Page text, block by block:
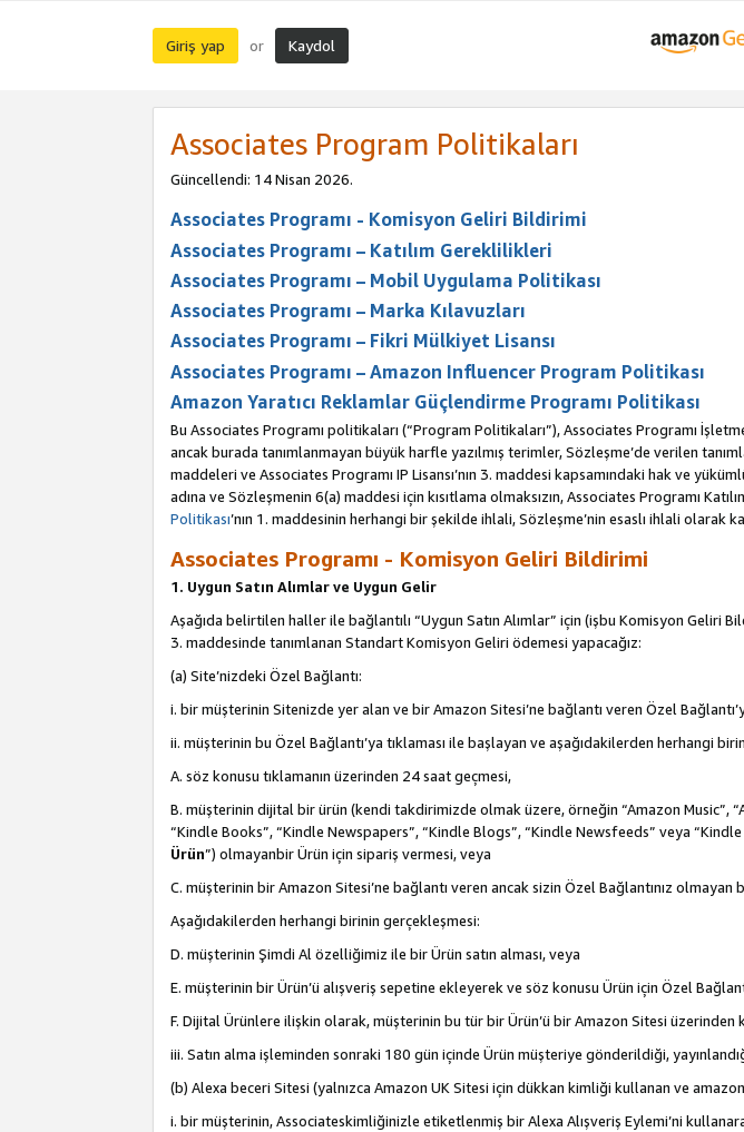
Giriş yap or Kaydol
Associates Program Politikaları
Güncellendi: 14 Nisan 2026.
Associates Programı - Komisyon Geliri Bildirimi
Associates Programı – Katılım Gereklilikleri
Associates Programı – Mobil Uygulama Politikası
Associates Programı – Marka Kılavuzları
Associates Programı – Fikri Mülkiyet Lisansı
Associates Programı – Amazon Influencer Program Politikası
Amazon Yaratıcı Reklamlar Güçlendirme Programı Politikası
Bu Associates Programı politikaları (“Program Politikaları”), Associates Programı
ancak burada tanımlanmayan büyük harfle yazılmış terimler, Sözleşme’de verilen
maddeleri ve Associates Programı IP Lisansı’nın 3. maddesi kapsamındaki hak ve
adına ve Sözleşmenin 6(a) maddesi için kısıtlama olmaksızın, Associates Programı
Politikası’nın 1. maddesinin herhangi bir şekilde ihlali, Sözleşme’nin esaslı ihlali olarak
Associates Programı - Komisyon Geliri Bildirimi
1. Uygun Satın Alımlar ve Uygun Gelir
Aşağıda belirtilen haller ile bağlantılı “Uygun Satın Alımlar” için (işbu Komisyon
3. maddesinde tanımlanan Standart Komisyon Geliri ödemesi yapacağız:
(a) Site’nizdeki Özel Bağlantı:
i. bir müşterinin Sitenizde yer alan ve bir Amazon Sitesi’ne bağlantı veren Özel
ii. müşterinin bu Özel Bağlantı’ya tıklaması ile başlayan ve aşağıdakilerden herhangi
A. söz konusu tıklamanın üzerinden 24 saat geçmesi,
B. müşterinin dijital bir ürün (kendi takdirimizde olmak üzere, örneğin “Amazon Music”,
“Kindle Books”, “Kindle Newspapers”, “Kindle Blogs”, “Kindle Newsfeeds” veya
Ürün”) olmayanbir Ürün için sipariş vermesi, veya
C. müşterinin bir Amazon Sitesi’ne bağlantı veren ancak sizin Özel Bağlantınız olmayan
Aşağıdakilerden herhangi birinin gerçekleşmesi:
D. müşterinin Şimdi Al özelliğimiz ile bir Ürün satın alması, veya
E. müşterinin bir Ürün’ü alışveriş sepetine ekleyerek ve söz konusu Ürün için Özel
F. Dijital Ürünlere ilişkin olarak, müşterinin bu tür bir Ürün’ü bir Amazon Sitesi üzerinden
iii. Satın alma işleminden sonraki 180 gün içinde Ürün müşteriye gönderildiği,
(b) Alexa beceri Sitesi (yalnızca Amazon UK Sitesi için dükkan kimliği kullanan ve
i. bir müşterinin, Associateskimliğinizle etiketlenmiş bir Alexa Alışveriş Eylemi’ni